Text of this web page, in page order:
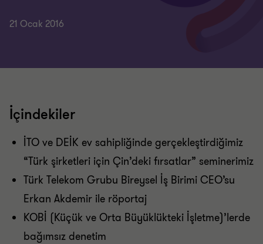
21 Ocak 2016
İçindekiler
İTO ve DEİK ev sahipliğinde gerçekleştirdiğimiz
“Türk şirketleri için Çin’deki fırsatlar” seminerimiz
Türk Telekom Grubu Bireysel İş Birimi CEO’su
Erkan Akdemir ile röportaj
KOBİ (Küçük ve Orta Büyüklükteki İşletme)’lerde
bağımsız denetim